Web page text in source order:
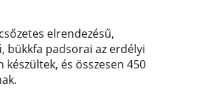
elrendezésű,
bükkfa padsorai az erdélyi
készültek, és összesen 450